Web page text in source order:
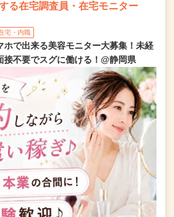
る在宅調査員・在宅モニター
宅・内職
ホで出来る美容モニター大募集！未経
接不要でスグに働ける！@静岡県